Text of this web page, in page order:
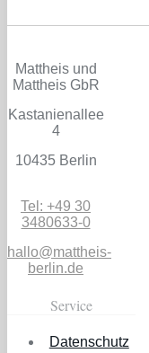
Mattheis und
Mattheis GbR
Kastanienallee
4
10435 Berlin
Tel: +49 30
3480633-0
hallo@mattheis-
berlin.de
Service
Datenschutz